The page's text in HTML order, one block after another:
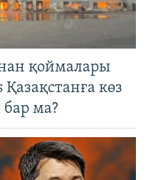
қоймалары
көз
бар ма?